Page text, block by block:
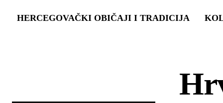
HERCEGOVAČKI OBIČAJI I TRADICIJA